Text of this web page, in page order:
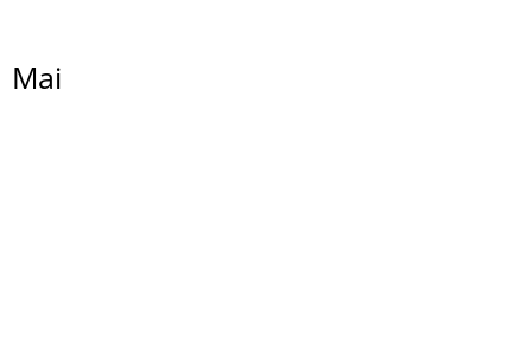
Mai
Mai